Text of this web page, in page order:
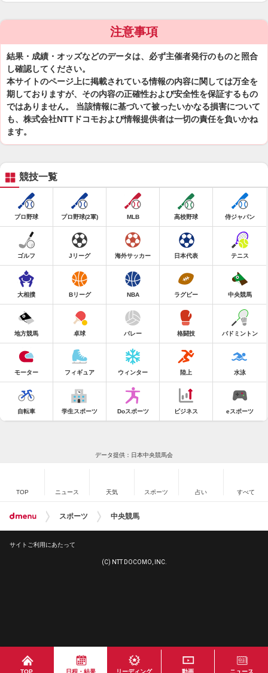
注意事項
結果・成績・オッズなどのデータは、必ず主催者発行のものと照合
し確認してください。
本サイトのページ上に掲載されている情報の内容に関しては万全を
期しておりますが、その内容の正確性および安全性を保証するもの
ではありません。 当該情報に基づいて被ったいかなる損害について
も、株式会社NTTドコモおよび情報提供者は一切の責任を負いかね
ます。
TOP 日程・結果 リーディング 動画 ニュース
競技一覧
プロ野球 プロ野球(2軍) MLB 高校野球 侍ジャパン
ゴルフ Jリーグ 海外サッカー 日本代表 テニス
大相撲 Bリーグ NBA ラグビー 中央競馬
地方競馬 卓球 バレー 格闘技 バドミントン
モーター フィギュア ウィンター 陸上 水泳
自転車 学生スポーツ Doスポーツ ビジネス eスポーツ
データ提供：日本中央競馬会
TOP ニュース 天気 スポーツ 占い すべて
スポーツ 中央競馬
サイトご利用にあたって
(C) NTT DOCOMO, INC.